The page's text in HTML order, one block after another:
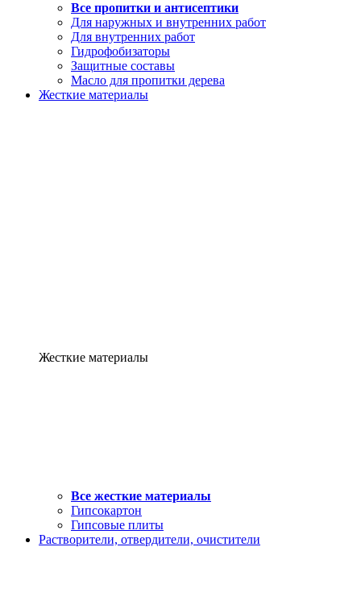
Все пропитки и антисептики
Для наружных и внутренних работ
Для внутренних работ
Гидрофобизаторы
Защитные составы
Масло для пропитки дерева
Жесткие материалы
Жесткие материалы
Все жесткие материалы
Гипсокартон
Гипсовые плиты
Растворители, отвердители, очистители